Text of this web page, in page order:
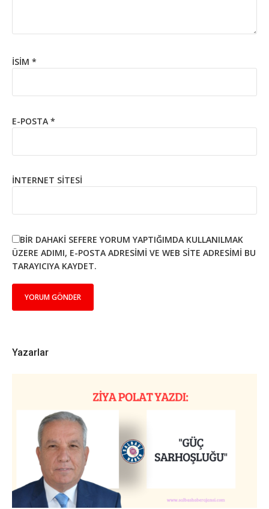
İSIM *
E-POSTA *
İNTERNET SITESI
BIR DAHAKI SEFERE YORUM YAPTIĞIMDA KULLANILMAK
ÜZERE ADIMI, E-POSTA ADRESIMI VE WEB SITE ADRESIMI BU
TARAYICIYA KAYDET.
Yazarlar